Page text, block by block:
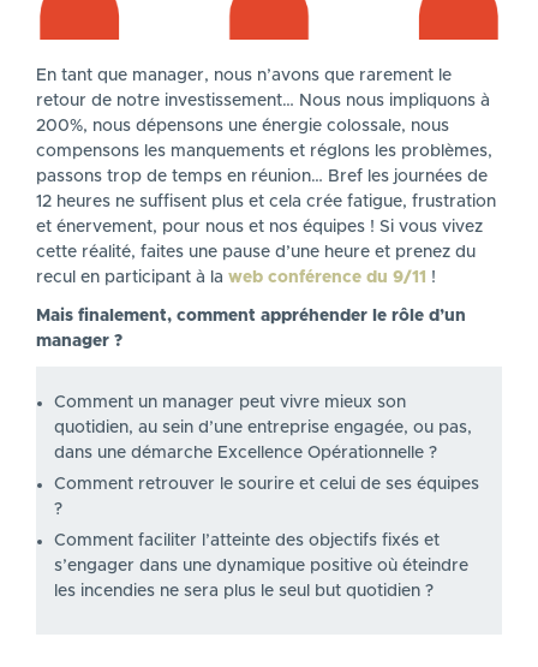
En tant que manager, nous n’avons que rarement le
retour de notre investissement… Nous nous impliquons à
200%, nous dépensons une énergie colossale, nous
compensons les manquements et réglons les problèmes,
passons trop de temps en réunion… Bref les journées de
12 heures ne suffisent plus et cela crée fatigue, frustration
et énervement, pour nous et nos équipes ! Si vous vivez
cette réalité, faites une pause d’une heure et prenez du
recul en participant à la web conférence du 9/11 !
Mais finalement, comment appréhender le rôle d’un
manager ?
Comment un manager peut vivre mieux son
quotidien, au sein d’une entreprise engagée, ou pas,
dans une démarche Excellence Opérationnelle ?
Comment retrouver le sourire et celui de ses équipes
?
Comment faciliter l’atteinte des objectifs fixés et
s’engager dans une dynamique positive où éteindre
les incendies ne sera plus le seul but quotidien ?